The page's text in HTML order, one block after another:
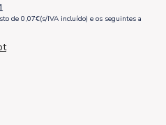
de 0,07€(s/IVA incluído) e os seguintes a